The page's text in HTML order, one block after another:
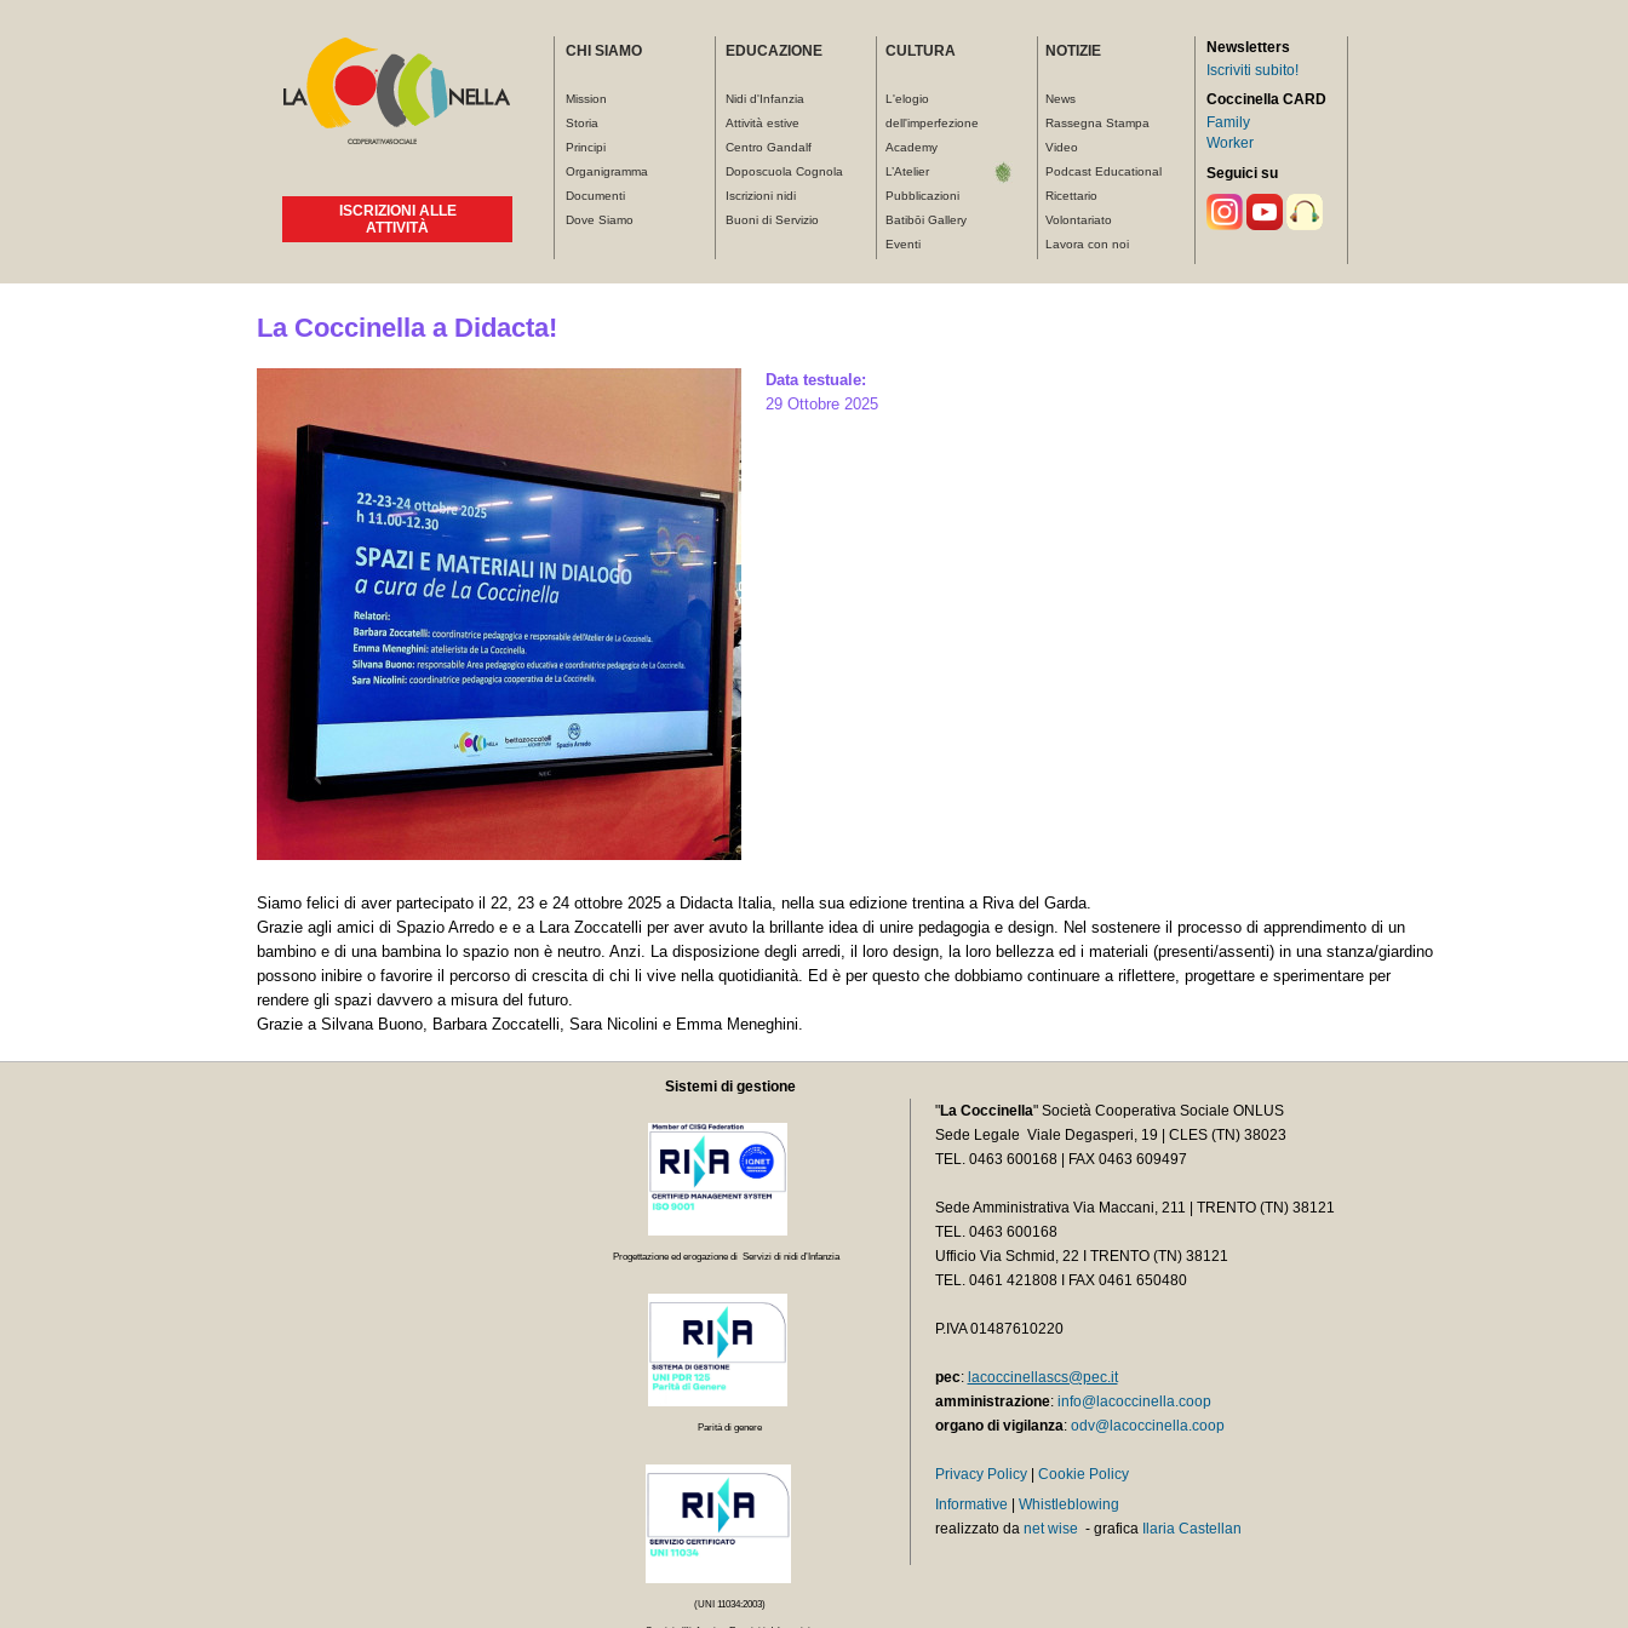
ISCRIZIONI ALLE
ATTIVITÀ
CHI SIAMO
Mission
Storia
Principi
Organigramma
Documenti
Dove Siamo
EDUCAZIONE
Nidi d'Infanzia
Attività estive
Centro Gandalf
Doposcuola Cognola
Iscrizioni nidi
Buoni di Servizio
CULTURA
L'elogio
dell'imperfezione
Academy
L’Atelier
Pubblicazioni
Batibōi Gallery
Eventi
NOTIZIE
News
Rassegna Stampa
Video
Podcast Educational
Ricettario
Volontariato
Lavora con noi
Newsletters
Iscriviti subito!
Coccinella CARD
Family
Worker
Seguici su
Tu sei qui
La Coccinella a Didacta!
Data testuale:
29 Ottobre 2025
Siamo felici di aver partecipato il 22, 23 e 24 ottobre 2025 a Didacta Italia, nella sua edizione trentina a Riva del Garda.
Grazie agli amici di Spazio Arredo e e a Lara Zoccatelli per aver avuto la brillante idea di unire pedagogia e design. Nel sostenere il processo di apprendimento di un
bambino e di una bambina lo spazio non è neutro. Anzi. La disposizione degli arredi, il loro design, la loro bellezza ed i materiali (presenti/assenti) in una stanza/giardino
possono inibire o favorire il percorso di crescita di chi li vive nella quotidianità. Ed è per questo che dobbiamo continuare a riflettere, progettare e sperimentare per
rendere gli spazi davvero a misura del futuro.
Grazie a Silvana Buono, Barbara Zoccatelli, Sara Nicolini e Emma Meneghini.
Sistemi di gestione
Progettazione ed erogazione di Servizi di nidi d’Infanzia
Parità di genere
(UNI 11034:2003)
"La Coccinella" Società Cooperativa Sociale ONLUS
Sede Legale Viale Degasperi, 19 | CLES (TN) 38023
TEL. 0463 600168 | FAX 0463 609497
Sede Amministrativa Via Maccani, 211 | TRENTO (TN) 38121
TEL. 0463 600168
Ufficio Via Schmid, 22 I TRENTO (TN) 38121
TEL. 0461 421808 I FAX 0461 650480
P.IVA 01487610220
pec: lacoccinellascs@pec.it
amministrazione: info@lacoccinella.coop
organo di vigilanza: odv@lacoccinella.coop
Privacy Policy| Cookie Policy
Informative
Whistleblowing
realizzato da net wise - grafica Ilaria Castellan